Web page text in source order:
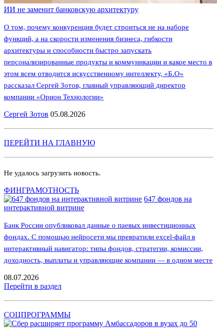
ИИ не заменит банковскую архитектуру
О том, почему конкуренция будет строиться не на наборе
функций, а на скорости изменения бизнеса, гибкости
архитектуры и способности быстро запускать
персонализированные продукты и коммуникации и какое место в
этом всем отводится искусственному интеллекту, «Б.О»
рассказал Сергей Зотов, главный управляющий директор
компании «Орион Технологии»
Сергей Зотов 05.08.2026
ПЕРЕЙТИ НА ГЛАВНУЮ
Не удалось загрузить новость.
ФИНГРАМОТНОСТЬ
647 фондов на
интерактивной витрине
Банк России опубликовал данные о паевых инвестиционных
фондах. С помощью нейросети мы превратили excel-файл в
интерактивный навигатор: типы фондов, стратегии, комиссии,
доходность, выплаты и управляющие компании — в одном месте
08.07.2026
Перейти в раздел
СОЦПРОГРАММЫ